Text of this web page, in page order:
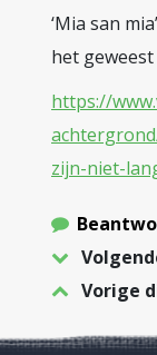
‘Mia san
het geweest
https://
zijn-niet-
Vorige